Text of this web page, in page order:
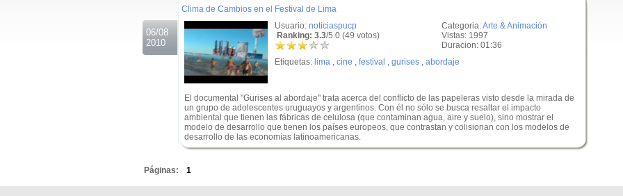
06/08
2010
Clima de Cambios en el Festival de Lima
Categoria:Arte & Animación
Vistas: 1997
Duracion: 01:36
Usuario: noticiaspucp
Ranking: 3.3/5.0 (49 votos)
Etiquetas: lima , cine , festival , gurises , abordaje
El documental "Gurises al abordaje" trata acerca del conflicto de las papeleras visto desde la mirada de
un grupo de adolescentes uruguayos y argentinos. Con él no sólo se busca resaltar el impacto
ambiental que tienen las fábricas de celulosa (que contaminan agua, aire y suelo), sino mostrar el
modelo de desarrollo que tienen los países europeos, que contrastan y colisionan con los modelos de
desarrollo de las economías latinoamericanas.
Páginas: 1